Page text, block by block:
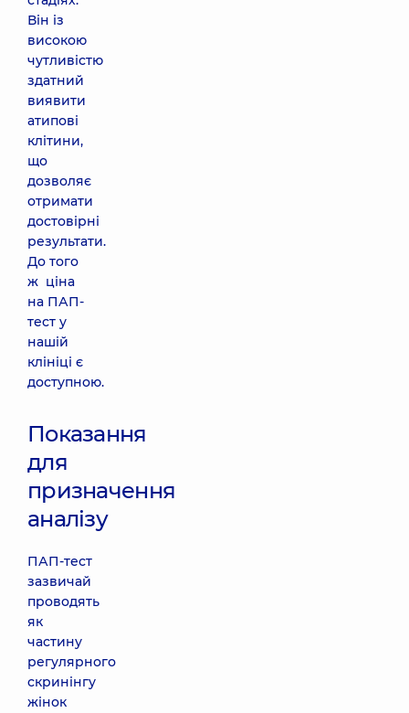
Він із
високою
чутливістю
здатний
виявити
атипові
клітини,
що
дозволяє
отримати
достовірні
результати.
До того
ж ціна
на ПАП-
тест у
нашій
клініці є
доступною.
Показання
для
призначення
аналізу
ПАП-тест
зазвичай
проводять
як
частину
регулярного
скринінгу
жінок